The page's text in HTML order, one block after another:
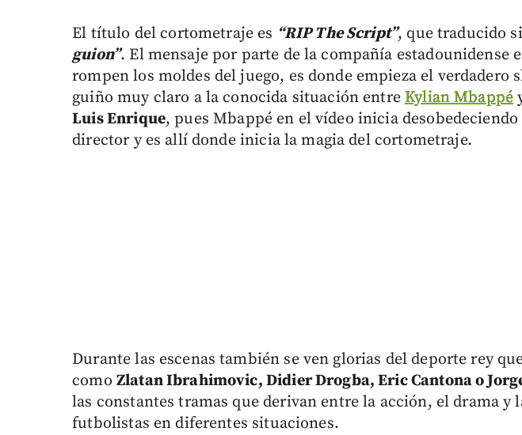
El título del cortometraje es “RIP The Script”, que traducido
guion”. El mensaje por parte de la compañía estadounidense
rompen los moldes del juego, es donde empieza el verdadero
guiño muy claro a la conocida situación entreKylian Mbappé
Luis Enrique, pues Mbappé en el vídeo inicia
director y es allí donde inicia la magia del cortometraje.
Durante las escenas también se ven glorias del deporte rey
como Zlatan Ibrahimovic, Didier Drogba, Eric Cantona o
las constantes tramas que derivan entre la acción, el drama y
futbolistas en diferentes situaciones.